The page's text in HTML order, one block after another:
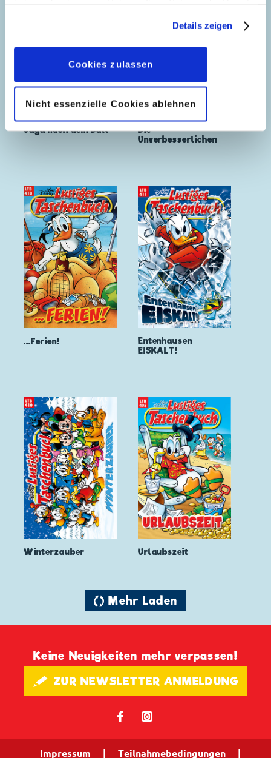
geben, können Sie diese jederzeit in der
Datenschutzerklärungwieder widerrufen.
Details zeigen
Cookies zulassen
Nicht essenzielle Cookies ablehnen
Jagd nach dem Ball
Die
Unverbesserlichen
...Ferien!
Entenhausen
EISKALT!
Winterzauber Urlaubszeit
🔄 Mehr Laden
Keine Neuigkeiten mehr verpassen!
🖋 ZUR NEWSLETTER ANMELDUNG
𝖿 📷
Impressum Teilnahmebedingungen